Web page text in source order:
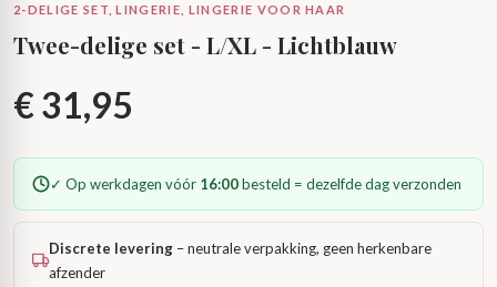
2-DELIGE SET, LINGERIE, LINGERIE VOOR HAAR
Twee-delige set - L/XL - Lichtblauw
€31,95
✓ Op werkdagen vóór 16:00besteld = dezelfde dag verzonden
Discrete levering – neutrale verpakking, geen herkenbare
afzender